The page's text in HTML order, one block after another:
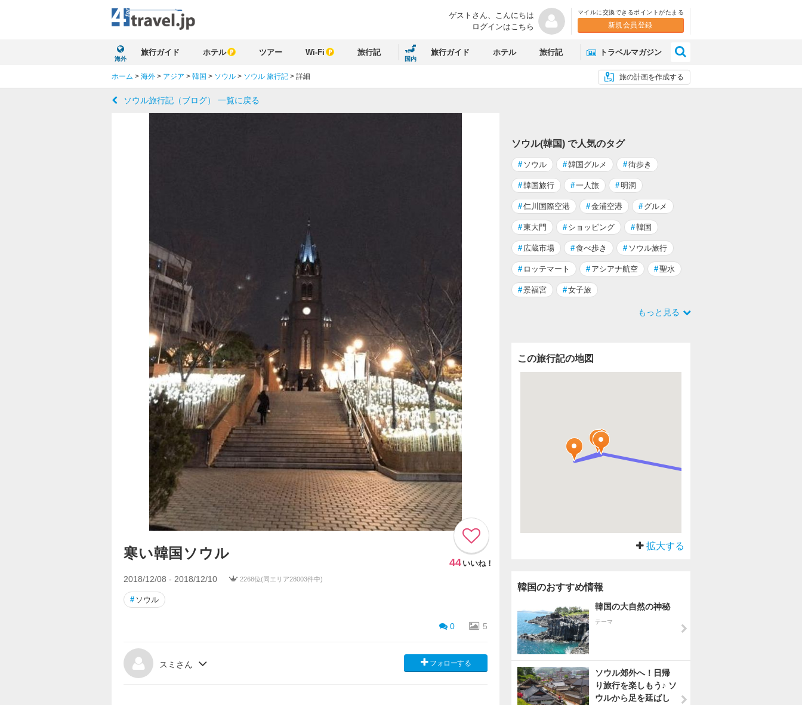
ゲストさん、 こんにちは
ログインはこちら
マイルに交換できるポイントがたまる
新規会員登録
海外
旅行ガイド ホテル ツアー Wi-Fi 旅行記
国内
旅行ガイド ホテル 旅行記 トラベルマガジン
旅の計画を作成する
ホーム > 海外 > アジア > 韓国 > ソウル > ソウル 旅行記 > 詳細
ソウル旅行記（ブログ） 一覧に戻る
寒い韓国ソウル
44 いいね！
2018/12/08 - 2018/12/10 2268位(同エリア28003件中)
# ソウル
0 5
スミさん フォローする
ソウル(韓国) で人気のタグ
# ソウル #韓国グルメ #街歩き
#韓国旅行 #一人旅 #明洞
#仁川国際空港 #金浦空港 # グルメ
#東大門 # ショッピング #韓国
# 広蔵市場 #食べ歩き # ソウル旅行
# ロッテマート # アシアナ航空 #聖水
#景福宮 #女子旅
もっと見る
この旅行記の地図
拡大する
韓国のおすすめ情報
韓国の大自然の神秘
テーマ
ソウル郊外へ！日帰
り旅行を楽しもう♪ ソ
ウルから足を延ばし